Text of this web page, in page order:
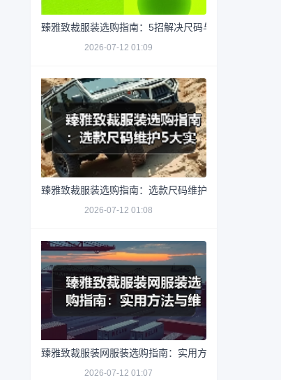
臻雅致裁服装选购指南：5招解决尺码与打理难题
2026-07-12 01:09
臻雅致裁服装选购指南：选款尺码维护5大实用方法
2026-07-12 01:08
臻雅致裁服装网服装选购指南：实用方法与维护技巧
2026-07-12 01:07